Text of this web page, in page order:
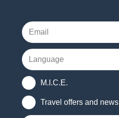
M.I.C.E.
Travel offers and news